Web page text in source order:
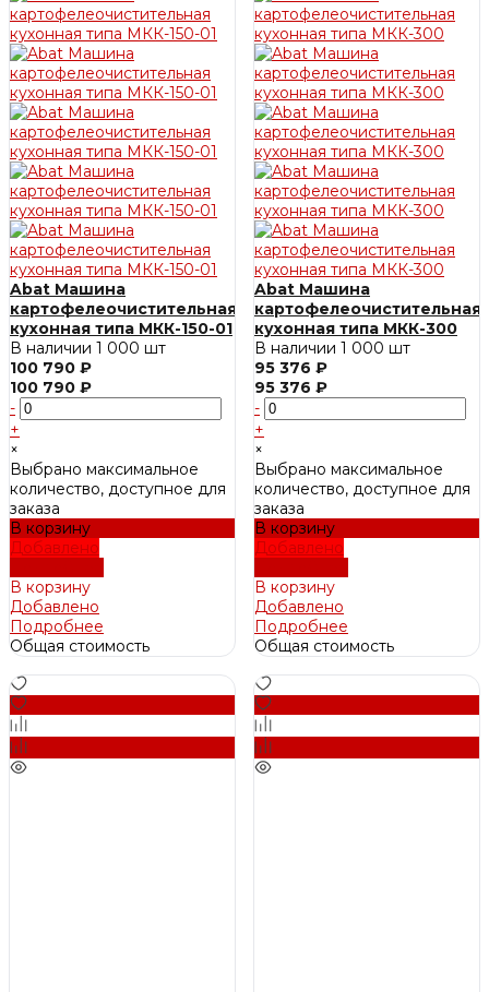
Abat Машина
картофелеочистительная
кухонная типа МКК-150-01
В наличии 1 000 шт
100 790 ₽
100 790 ₽
-
+
×
Выбрано максимальное
количество, доступное для
заказа
В корзину
Добавлено
В корзину
Добавлено
Подробнее
Общая стоимость
Abat Машина
картофелеочистительная
кухонная типа МКК-300
В наличии 1 000 шт
95 376 ₽
95 376 ₽
-
+
×
Выбрано максимальное
количество, доступное для
заказа
В корзину
Добавлено
В корзину
Добавлено
Подробнее
Общая стоимость